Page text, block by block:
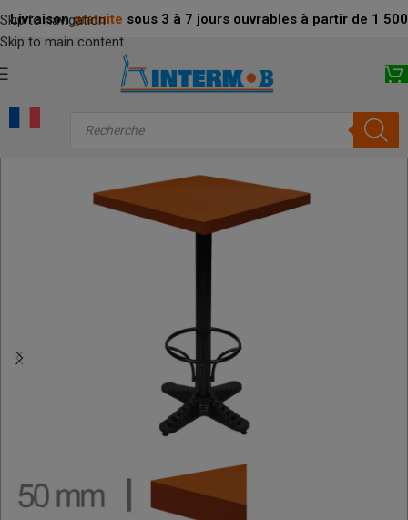
Skip to navigation
Skip to main content
Livraison gratuite sous 3 à 7 jours ouvrables à partir de 1